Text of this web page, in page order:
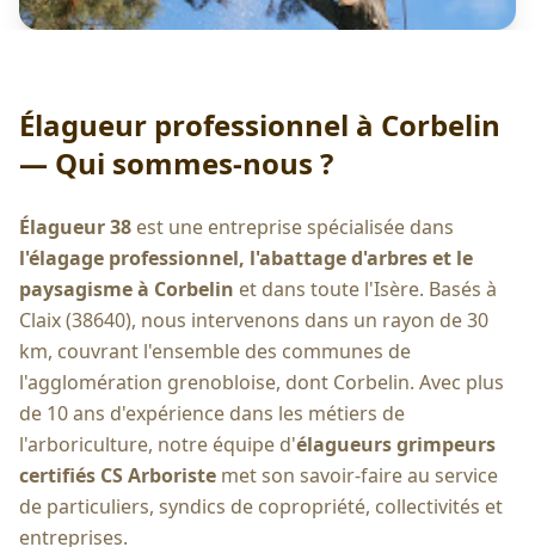
Élagueur professionnel à Corbelin
— Qui sommes-nous ?
Élagueur 38 est une entreprise spécialisée dans
l'élagage professionnel, l'abattage d'arbres et le
paysagisme à Corbelin et dans toute l'Isère. Basés à
Claix (38640), nous intervenons dans un rayon de 30
km, couvrant l'ensemble des communes de
l'agglomération grenobloise, dont Corbelin. Avec plus
de 10 ans d'expérience dans les métiers de
l'arboriculture, notre équipe d'élagueurs grimpeurs
certifiés CS Arboriste met son savoir-faire au service
de particuliers, syndics de copropriété, collectivités et
entreprises.